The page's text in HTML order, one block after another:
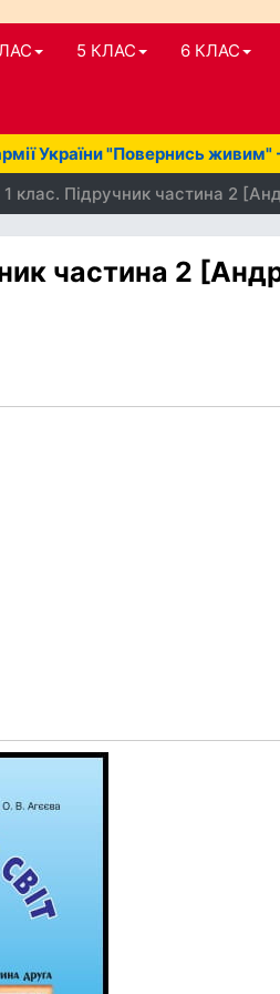
5 КЛАС 6 КЛАС
України "Повернись
клас. Підручник частина 2
частина 2